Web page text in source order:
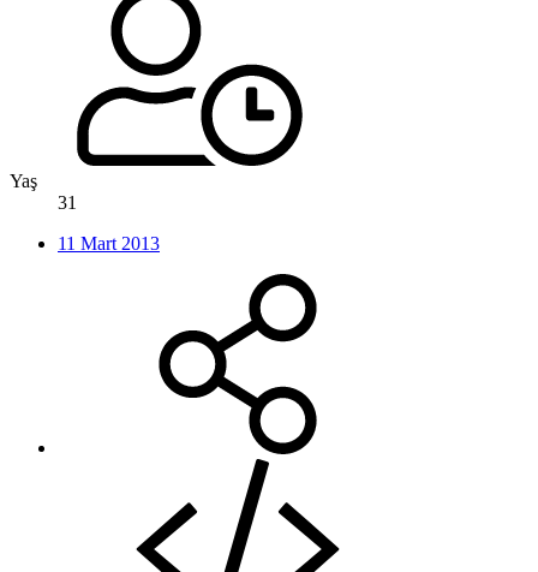
Yaş
31
11 Mart 2013